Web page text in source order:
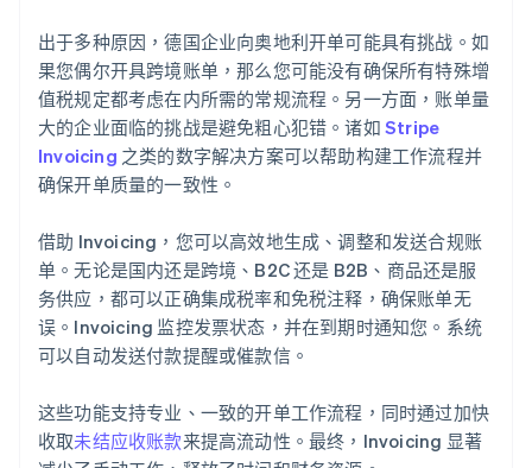
出于多种原因，德国企业向奥地利开单可能具有挑战。如
果您偶尔开具跨境账单，那么您可能没有确保所有特殊增
值税规定都考虑在内所需的常规流程。另一方面，账单量
大的企业面临的挑战是避免粗心犯错。诸如 Stripe
Invoicing 之类的数字解决方案可以帮助构建工作流程并
确保开单质量的一致性。
借助 Invoicing，您可以高效地生成、调整和发送合规账
单。无论是国内还是跨境、B2C 还是 B2B、商品还是服
务供应，都可以正确集成税率和免税注释，确保账单无
误。Invoicing 监控发票状态，并在到期时通知您。系统
可以自动发送付款提醒或催款信。
这些功能支持专业、一致的开单工作流程，同时通过加快
收取未结应收账款来提高流动性。最终，Invoicing 显著